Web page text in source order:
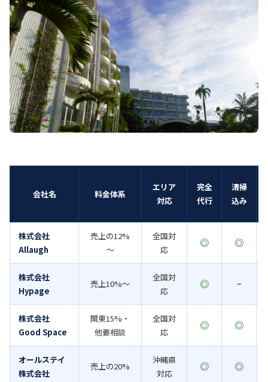
会社名 料金体系
エリア
対応
完全
代行
清掃
込み
株式会社
Allaugh
売上の12%
～
全国対
応
◎ ◎
株式会社
Hypage
売上10%～
全国対
応
◎ −
株式会社
Good Space
関東15%・
他要相談
全国対
応
◎ ◎
オールステイ
株式会社
売上の20%
沖縄県
対応
◎ ◎